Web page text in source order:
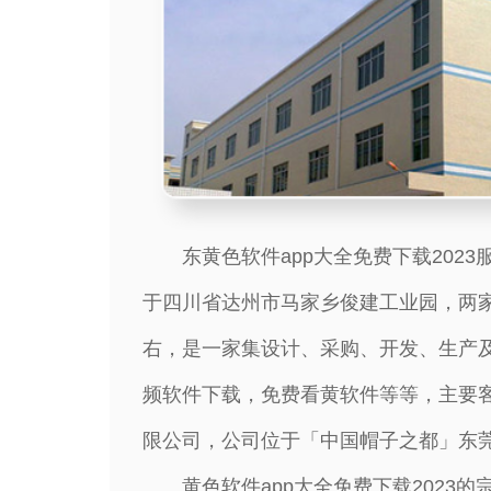
东黄色软件app大全免费下载2023服饰
于四川省达州市马家乡俊建工业园，两
右，是一家集设计、采购、开发
频软件下载，免费看黄软件等等，
限公司，公司位于「中国帽子之都」东莞
黄色软件app大全免费下载2023的宗旨